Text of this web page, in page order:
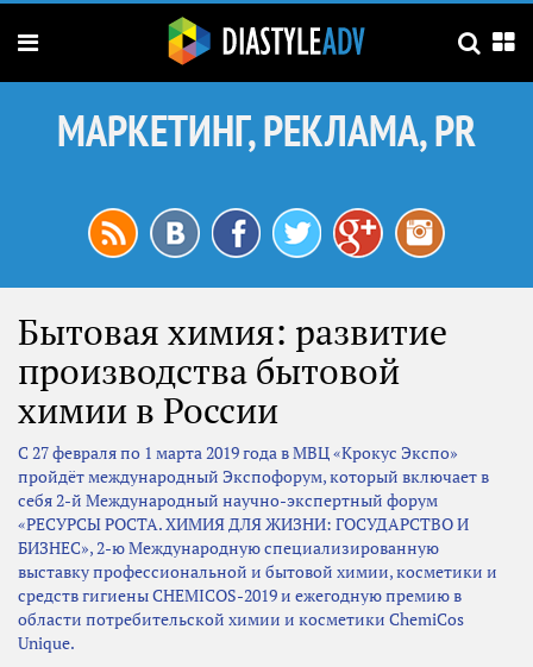
МАРКЕТИНГ, РЕКЛАМА, PR
Бытовая химия: развитие
производства бытовой
химии в России
С 27 февраля по 1 марта 2019 года в МВЦ «Крокус Экспо»
пройдёт международный Экспофорум, который включает в
себя 2-й Международный научно-экспертный форум
«РЕСУРСЫ РОСТА. ХИМИЯ ДЛЯ ЖИЗНИ: ГОСУДАРСТВО И
БИЗНЕС», 2-ю Международную специализированную
выставку профессиональной и бытовой химии, косметики и
средств гигиены CHEMICOS-2019 и ежегодную премию в
области потребительской химии и косметики ChemiCos
Unique.